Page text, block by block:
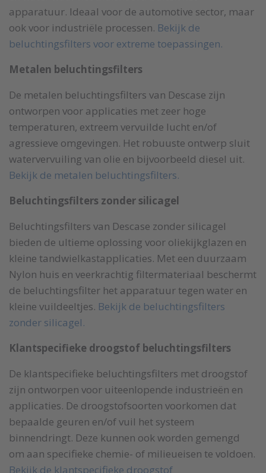
apparatuur. Ideaal voor de automotive sector, maar
ook voor industriële processen. Bekijk de
beluchtingsfilters voor extreme toepassingen.
Metalen beluchtingsfilters
De metalen beluchtingsfilters van Descase zijn
ontworpen voor applicaties met zeer hoge
temperaturen, extreem vervuilde lucht en/of
agressieve omgevingen. Het robuuste ontwerp sluit
watervervuiling van olie en bijvoorbeeld diesel uit.
Bekijk de metalen beluchtingsfilters.
Beluchtingsfilters zonder silicagel
Beluchtingsfilters van Descase zonder silicagel
bieden de ultieme oplossing voor oliekijkglazen en
kleine tandwielkastapplicaties. Met een duurzaam
Nylon huis en veerkrachtig filtermateriaal beschermt
de beluchtingsfilter het apparatuur tegen water en
kleine vuildeeltjes. Bekijk de beluchtingsfilters
zonder silicagel.
Klantspecifieke droogstof beluchtingsfilters
De klantspecifieke beluchtingsfilters met droogstof
zijn ontworpen voor uiteenlopende industrieën en
applicaties. De droogstofsoorten voorkomen dat
bepaalde geuren en/of vuil het systeem
binnendringt. Deze kunnen ook worden gemengd
om aan specifieke chemie- of milieueisen te voldoen.
Bekijk de klantspecifieke droogstof